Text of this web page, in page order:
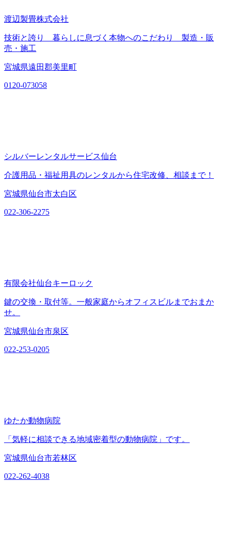
渡辺製畳株式会社
技術と誇り 暮らしに息づく本物へのこだわり 製造・販
売・施工
宮城県遠田郡美里町
0120-073058
シルバーレンタルサービス仙台
介護用品・福祉用具のレンタルから住宅改修、相談まで！
宮城県仙台市太白区
022-306-2275
有限会社仙台キーロック
鍵の交換・取付等。一般家庭からオフィスビルまでおまか
せ。
宮城県仙台市泉区
022-253-0205
ゆたか動物病院
「気軽に相談できる地域密着型の動物病院」です。
宮城県仙台市若林区
022-262-4038